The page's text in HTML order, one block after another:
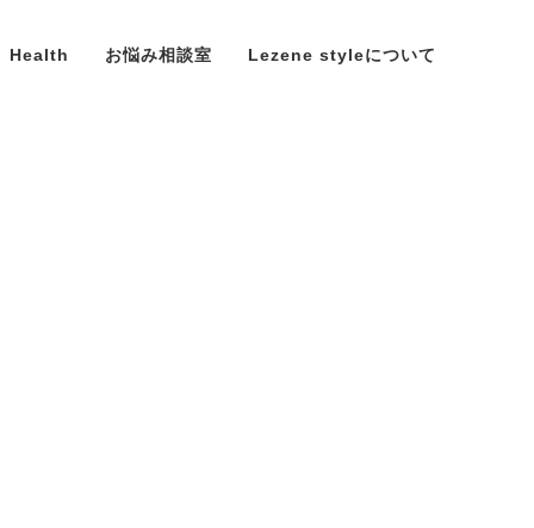
Health お悩み相談室 Lezene styleについて